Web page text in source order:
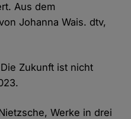
Aus dem
Johanna Wais. dtv,
Zukunft ist nicht
Werke in drei